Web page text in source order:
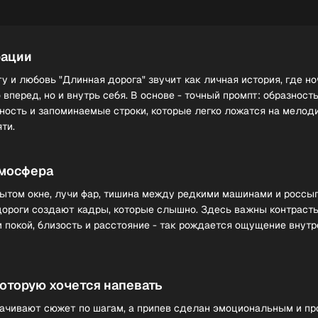
и любовь "Длинная дорога" звучит как личная история, где
но и внутрь себя. В основе - точный промпт:
и запоминаемые строки, которые легко ложатся на
окне, лучи фар, тишина между редкими машинами и
создают кадры, которые слышно. Здесь важны
покой, близость и расстояние - так рождается ощущение
хочется напевать
сюжет по шагам, а припев сделан эмоциональным и